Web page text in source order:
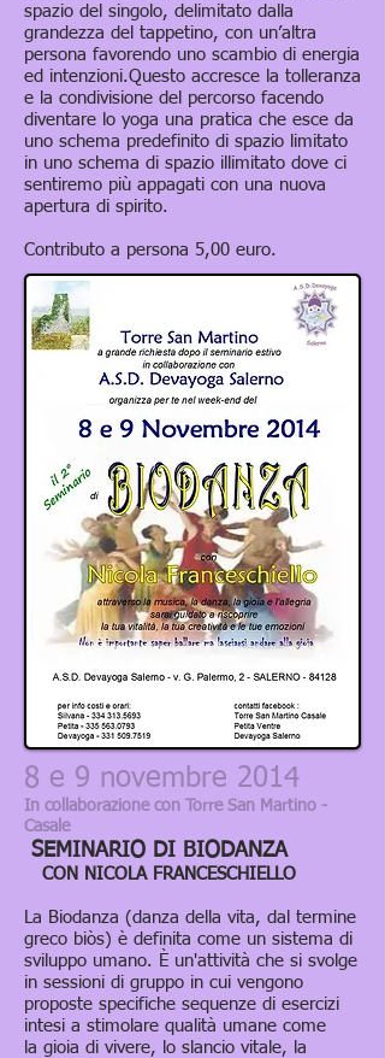
spazio del singolo, delimitato dalla
grandezza del tappetino, con un’altra
persona favorendo uno scambio di energia
ed intenzioni.Questo accresce la tolleranza
e la condivisione del percorso facendo
diventare lo yoga una pratica che esce da
uno schema predefinito di spazio limitato
in uno schema di spazio illimitato dove ci
sentiremo più appagati con una nuova
apertura di spirito.
Contributo a persona 5,00 euro.
8 e 9 novembre 2014
In collaborazione con Torre San Martino -
Casale
SEMINARIO DI BIODANZA
CON NICOLA FRANCESCHIELLO
La Biodanza (danza della vita, dal termine
greco biòs) è definita come un sistema di
sviluppo umano. È un'attività che si svolge
in sessioni di gruppo in cui vengono
proposte specifiche sequenze di esercizi
intesi a stimolare qualità umane come
la gioia di vivere, lo slancio vitale, la